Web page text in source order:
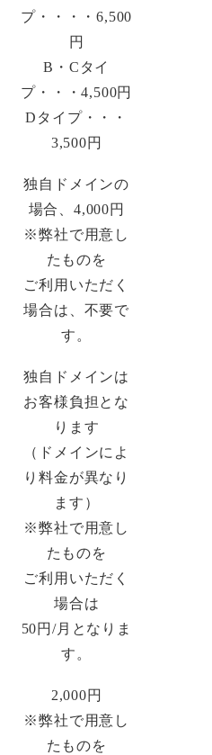
プ・・・・6,500
円
B・Cタイ
プ・・・4,500円
Dタイプ・・・
3,500円
独自ドメインの
場合、4,000円
※弊社で用意し
たものを
ご利用いただく
場合は、不要で
す。
独自ドメインは
お客様負担とな
ります
（ドメインによ
り料金が異なり
ます）
※弊社で用意し
たものを
ご利用いただく
場合は
50円/月となりま
す。
2,000円
※弊社で用意し
たものを